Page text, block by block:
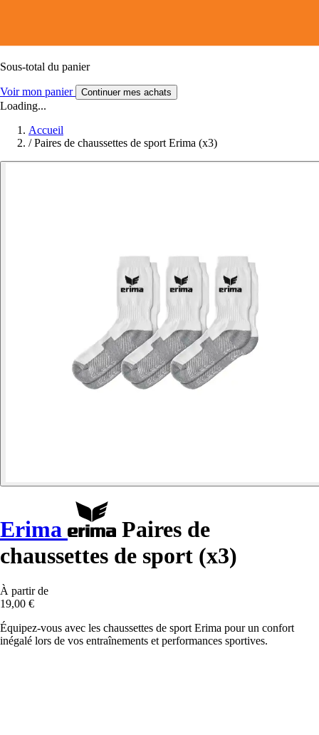
Sous-total du panier
Voir mon panier Continuer mes achats
Loading...
Accueil
/ Paires de chaussettes de sport Erima (x3)
Erima
Paires de
chaussettes de sport (x3)
À partir de
19,00 €
Équipez-vous avec les chaussettes de sport Erima pour un confort
inégalé lors de vos entraînements et performances sportives.